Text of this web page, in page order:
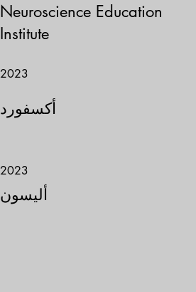
Neuroscience Education
Institute
2023
أكسفورد
2023
أليسون